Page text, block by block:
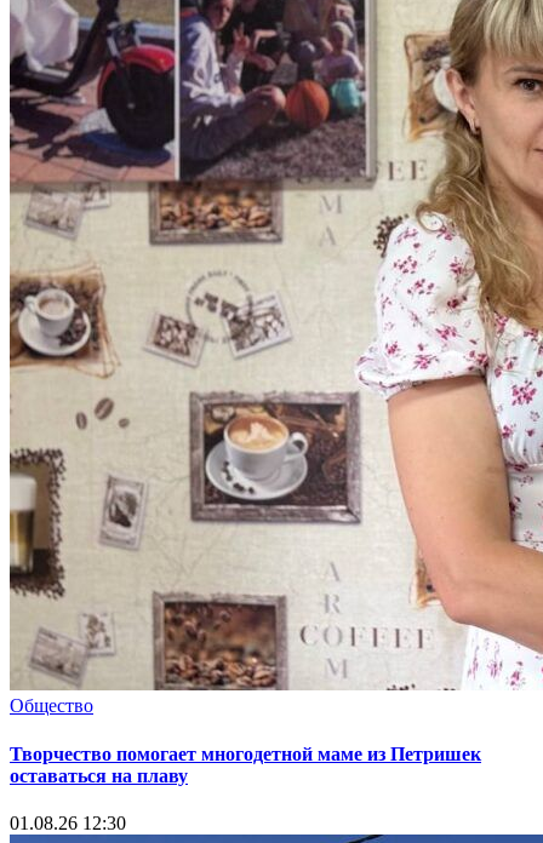
Общество
Творчество помогает многодетной маме из Петришек
оставаться на плаву
01.08.26 12:30